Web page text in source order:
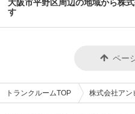
大阪市平野区周辺の地域から株
す
ペー
トランクルームTOP 株式会社アン